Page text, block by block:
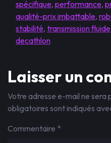
spécifique, performance,
qualité-prix imbattable,
stabilité, transmission fluide
decathlon
Laisser un
Votre adresse e-mail ne sera
obligatoires sont indiqués
Commentaire *